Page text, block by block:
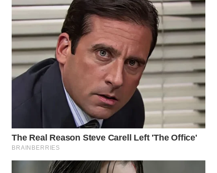
KALBAR
WN
KALTENG
WN
KALTARA
WN